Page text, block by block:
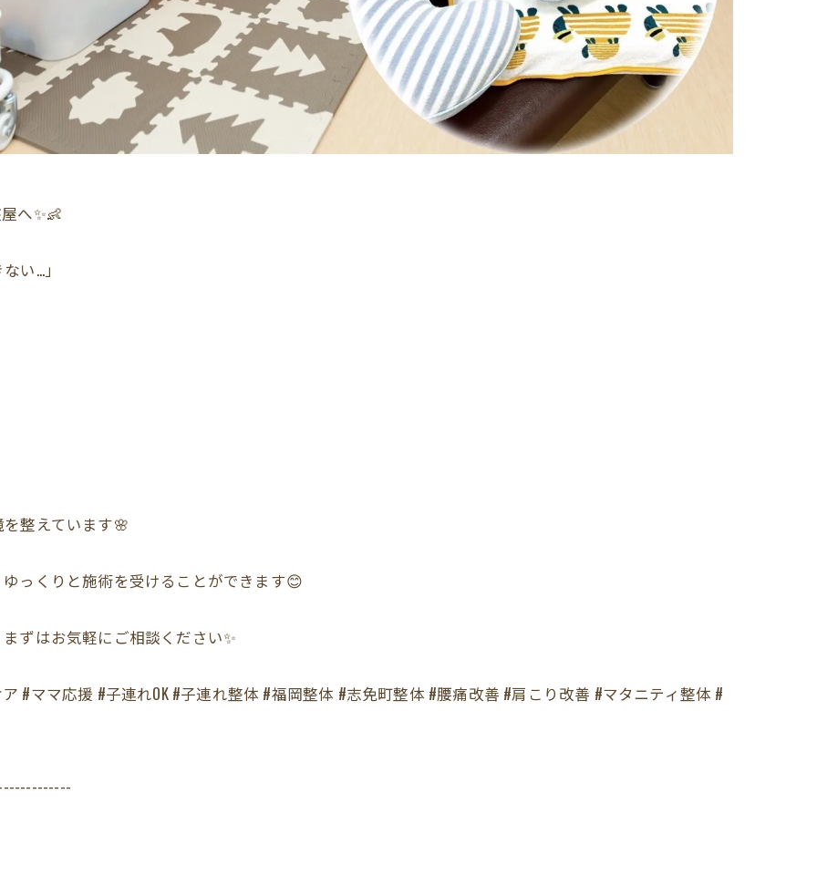
へ✨👶
い…」
整えています🌸
っくりと施術を受けることができます😊
ずはお気軽にご相談ください✨
#ママ応援 #子連れOK #子連れ整体 #福岡整体 #志免町整体 #腰痛改善 #肩こり改善 #マタニティ整体 #